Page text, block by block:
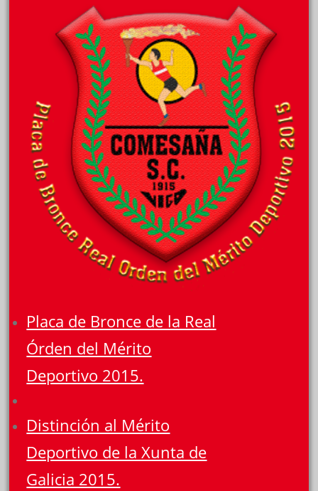
Placa de Bronce de la Real
Órden del Mérito
Deportivo 2015.
Distinción al Mérito
Deportivo de la Xunta de
Galicia 2015.